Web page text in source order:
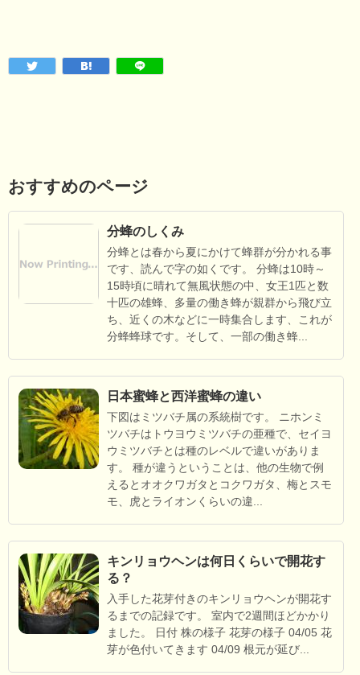
おすすめのページ
分蜂のしくみ
分蜂とは春から夏にかけて蜂群が分かれる事
です、読んで字の如くです。 分蜂は10時～
15時頃に晴れて無風状態の中、女王1匹と数
十匹の雄蜂、多量の働き蜂が親群から飛び立
ち、近くの木などに一時集合します、これが
分蜂蜂球です。そして、一部の働き蜂...
日本蜜蜂と西洋蜜蜂の違い
下図はミツバチ属の系統樹です。 ニホンミ
ツバチはトウヨウミツバチの亜種で、セイヨ
ウミツバチとは種のレベルで違いがありま
す。 種が違うということは、他の生物で例
えるとオオクワガタとコクワガタ、梅とスモ
モ、虎とライオンくらいの違...
キンリョウヘンは何日くらいで開花す
る？
入手した花芽付きのキンリョウヘンが開花す
るまでの記録です。 室内で2週間ほどかかり
ました。 日付 株の様子 花芽の様子 04/05 花
芽が色付いてきます 04/09 根元が延び...